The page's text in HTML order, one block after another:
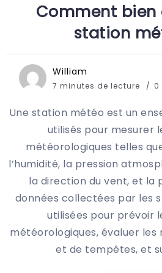
Comment bien
station
William
7 minutes de lecture 0
Une station météo est un
utilisés pour mesurer
météorologiques telles
l’humidité, la pression
la direction du vent, et la
données collectées par les
utilisées pour prévoir
météorologiques, évaluer les
et de tempêtes, et